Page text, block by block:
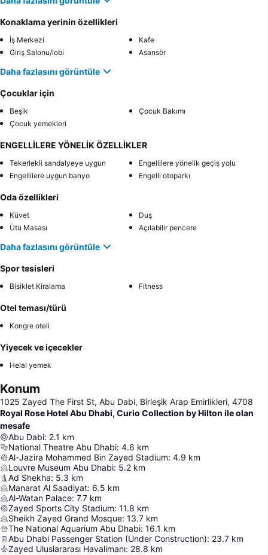
Konaklama yerinin özellikleri
İş Merkezi
Kafe
Giriş Salonu/lobi
Asansör
Daha fazlasını görüntüle
Çocuklar için
Beşik
Çocuk Bakımı
Çocuk yemekleri
ENGELLİLERE YÖNELİK ÖZELLİKLER
Tekerlekli sandalyeye uygun
Engellilere yönelik geçiş yolu
Engellilere uygun banyo
Engelli otoparkı
Oda özellikleri
Küvet
Duş
Ütü Masası
Açılabilir pencere
Daha fazlasını görüntüle
Spor tesisleri
Bisiklet Kiralama Fitness
Otel teması/türü
Kongre oteli
Yiyecek ve içecekler
Helal yemek
Konum
1025 Zayed The First St, Abu Dabi, Birleşik Arap Emirlikleri, 4708
Royal Rose Hotel Abu Dhabi, Curio Collection by Hilton ile olan
mesafe
Abu Dabi: 2.1 km
National Theatre Abu Dhabi: 4.6 km
Al-Jazira Mohammed Bin Zayed Stadium: 4.9 km
Louvre Museum Abu Dhabi: 5.2 km
Ad Shekha: 5.3 km
Manarat Al Saadiyat: 6.5 km
Al-Watan Palace: 7.7 km
Zayed Sports City Stadium: 11.8 km
Sheikh Zayed Grand Mosque: 13.7 km
The National Aquarium Abu Dhabi: 16.1 km
Abu Dhabi Passenger Station (Under Construction): 23.7 km
Zayed Uluslararası Havalimanı: 28.8 km